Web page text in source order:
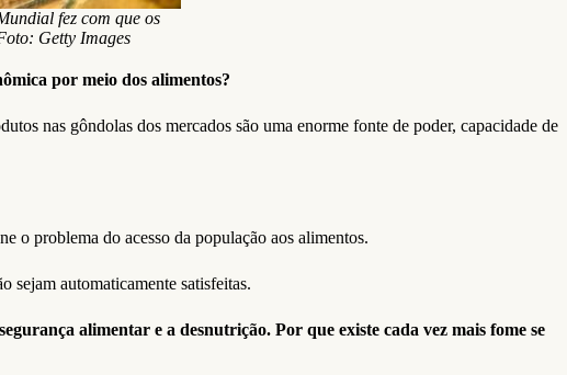
fez com que os
Getty Images
por meio dos alimentos?
nas gôndolas dos mercados são uma enorme fonte de poder, capacidade de
o problema do acesso da população aos alimentos.
sejam automaticamente satisfeitas.
alimentar e a desnutrição. Por que existe cada vez mais fome se